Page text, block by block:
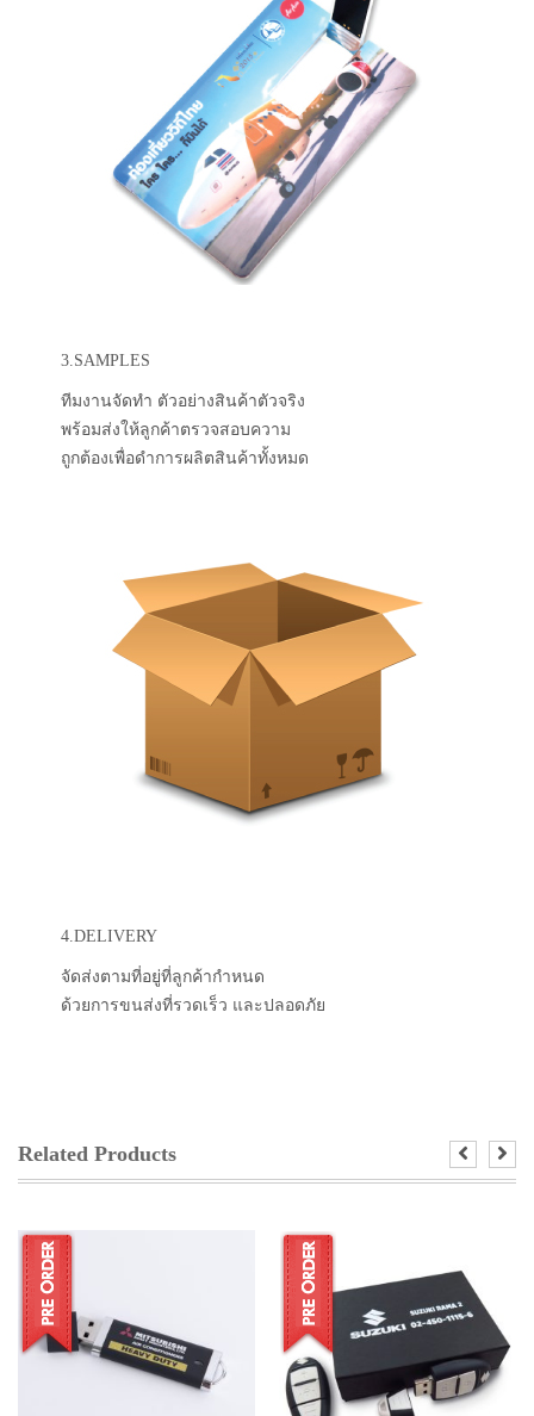
3.SAMPLES
ทีมงานจัดทำ ตัวอย่างสินค้าตัวจริง
พร้อมส่งให้ลูกค้าตรวจสอบความ
ถูกต้องเพื่อดำการผลิตสินค้าทั้งหมด
4.DELIVERY
จัดส่งตามที่อยู่ที่ลูกค้ากำหนด
ด้วยการขนส่งที่รวดเร็ว และปลอดภัย
Related Products